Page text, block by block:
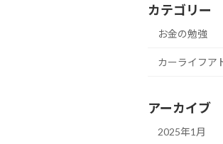
カテゴリー
お金の勉強
カーライフア
アーカイブ
2025年1月